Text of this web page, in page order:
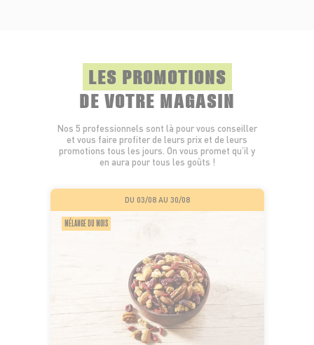
LES PROMOTIONS
DE VOTRE MAGASIN
Nos 5 professionnels sont là pour vous conseiller
et vous faire profiter de leurs prix et de leurs
promotions tous les jours. On vous promet qu’il y
en aura pour tous les goûts !
DU 03/08 AU 30/08
MÉLANGE DU MOIS